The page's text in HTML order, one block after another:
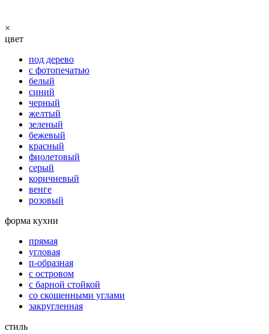
×
цвет
под дерево
с фотопечатью
белый
синий
черный
желтый
зеленый
бежевый
красный
фиолетовый
серый
коричневый
венге
розовый
форма кухни
прямая
угловая
п-образная
с островом
с барной стойкой
со скошенными углами
закругленная
стиль